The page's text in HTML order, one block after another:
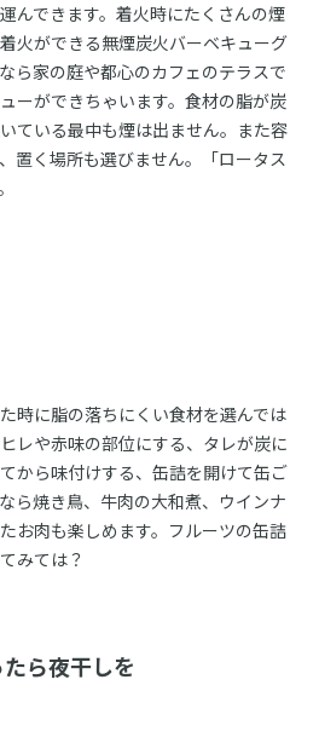
んできます。着火時にたくさんの煙
火ができる無煙炭火バーベキューグ
ら家の庭や都心のカフェのテラスで
ーができちゃいます。食材の脂が炭
ている最中も煙は出ません。また容
置く場所も選びません。「ロータス
時に脂の落ちにくい食材を選んでは
レや赤味の部位にする、タレが炭に
から味付けする、缶詰を開けて缶ご
ら焼き鳥、牛肉の大和煮、ウインナ
お肉も楽しめます。フルーツの缶詰
みては？
ら夜干しを